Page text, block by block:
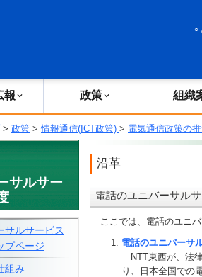
報 政策 組織
> 政策 >情報通信(ICT政策) > 電気通信政策の
沿革
電話のユニバーサル
ここでは、電話のユニ
電話のユニバーサ
NTT東西が、法
り、日本全国での
サルサー
サルサービス
プページ
組み